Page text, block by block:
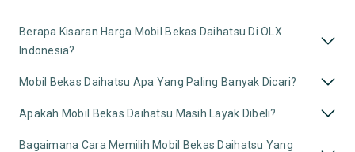
Berapa Kisaran Harga Mobil Bekas Daihatsu Di OLX
Indonesia?
Mobil Bekas Daihatsu Apa Yang Paling Banyak Dicari?
Apakah Mobil Bekas Daihatsu Masih Layak Dibeli?
Bagaimana Cara Memilih Mobil Bekas Daihatsu Yang